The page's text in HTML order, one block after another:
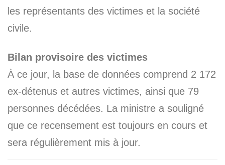
les représentants des victimes et la société
civile.
Bilan provisoire des victimes
À ce jour, la base de données comprend 2 172
ex-détenus et autres victimes, ainsi que 79
personnes décédées. La ministre a souligné
que ce recensement est toujours en cours et
sera régulièrement mis à jour.